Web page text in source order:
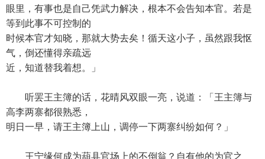
眼里，有事也是自己凭武力解决，根本不会告知本官。若是
等到此事不可控制的
时候本官才知晓，那就大势去矣！循天这小子，虽然跟我怄
气，倒还懂得亲疏远
近，知道替我着想。」
听罢王主簿的话，花晴风双眼一亮，说道：「王主簿与
高李两寨都很熟悉，
明日一早，请王主簿上山，调停一下两寨纠纷如何？」
王宁缘何成为葫县官场上的不倒翁？自有他的为官之